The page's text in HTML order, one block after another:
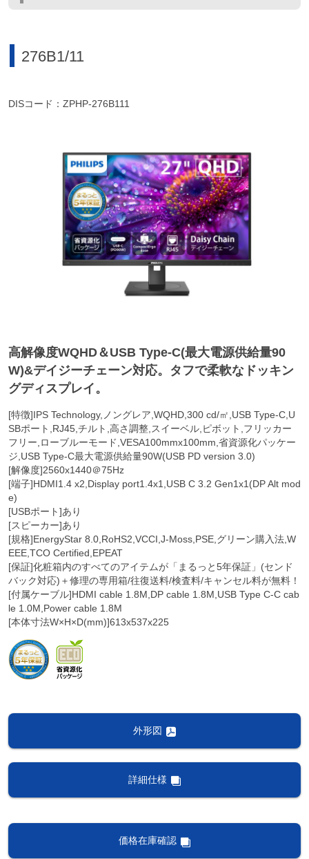
276B1/11
DISコード：ZPHP-276B111
高解像度WQHD＆USB Type-C(最大電源供給量90
W)&デイジーチェーン対応。タフで柔軟なドッキン
グディスプレイ。
[特徴]IPS Technology,ノングレア,WQHD,300 cd/㎡,USB Type-C,U
SBポート,RJ45,チルト,高さ調整,スイーベル,ピボット,フリッカー
フリー,ローブルーモード,VESA100mmx100mm,省資源化パッケー
ジ,USB Type-C最大電源供給量90W(USB PD version 3.0)
[解像度]2560x1440＠75Hz
[端子]HDMI1.4 x2,Display port1.4x1,USB C 3.2 Gen1x1(DP Alt mod
e)
[USBポート]あり
[スピーカー]あり
[規格]EnergyStar 8.0,RoHS2,VCCI,J-Moss,PSE,グリーン購入法,W
EEE,TCO Certified,EPEAT
[保証]化粧箱内のすべてのアイテムが「まるっと5年保証」(センド
バック対応)＋修理の専用箱/往復送料/検査料/キャンセル料が無料！
[付属ケーブル]HDMI cable 1.8M,DP cable 1.8M,USB Type C-C cab
le 1.0M,Power cable 1.8M
[本体寸法W×H×D(mm)]613x537x225
外形図
詳細仕様
価格在庫確認